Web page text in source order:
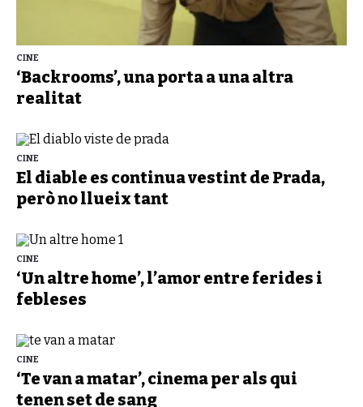
CINE
‘Backrooms’, una porta a una altra
realitat
CINE
El diable es continua vestint de Prada,
però no llueix tant
CINE
‘Un altre home’, l’amor entre ferides i
febleses
CINE
‘Te van a matar’, cinema per als qui
tenen set de sang